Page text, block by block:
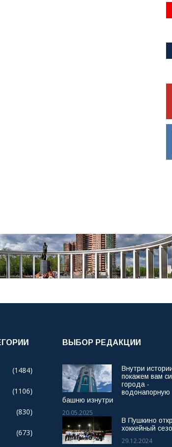
(1484)
(1106)
(830)
(673)
ВЫБОР РЕДАКЦИИ
Внутри
покажем вам
города -
водонапорную
башню изнутри
20.05.2025
В Пушкино
хоккейный
29.12.2024